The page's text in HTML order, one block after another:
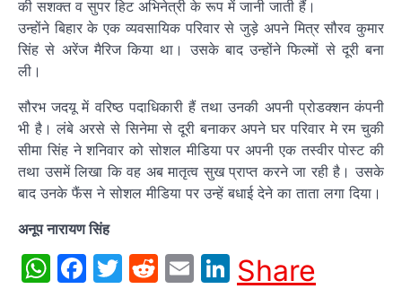
की सशक्त व सुपर हिट अभिनेत्री के रूप में जानी जाती हैं।
उन्होंने बिहार के एक व्यवसायिक परिवार से जुड़े अपने मित्र सौरव कुमार
सिंह से अरेंज मैरिज किया था। उसके बाद उन्होंने फिल्मों से दूरी बना
ली।
सौरभ जदयू में वरिष्ठ पदाधिकारी हैं तथा उनकी अपनी प्रोडक्शन कंपनी
भी है। लंबे अरसे से सिनेमा से दूरी बनाकर अपने घर परिवार मे रम चुकी
सीमा सिंह ने शनिवार को सोशल मीडिया पर अपनी एक तस्वीर पोस्ट की
तथा उसमें लिखा कि वह अब मातृत्व सुख प्राप्त करने जा रही है। उसके
बाद उनके फैंस ने सोशल मीडिया पर उन्हें बधाई देने का ताता लगा दिया।
अनूप नारायण सिंह
WhatsApp
Facebook
Twitter
Reddit
EmailLinkedIn
Share